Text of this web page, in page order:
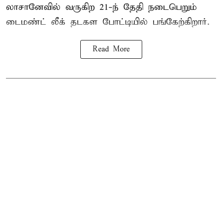
லாசானேவில் வருகிற 21-ந் தேதி நடைபெறும்
டைமண்ட் லீக் தடகள போட்டியில் பங்கேற்கிறார்.
Read More